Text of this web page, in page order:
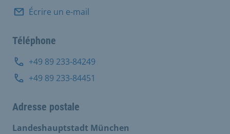
Écrire un e-mail
Téléphone
+49 89 233-84249
+49 89 233-84451
Adresse postale
Landeshauptstadt München